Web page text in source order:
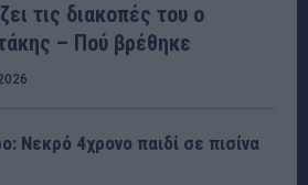
τις διακοπές του ο
– Πού βρέθηκε
Νεκρό 4χρονο παιδί σε πισίνα